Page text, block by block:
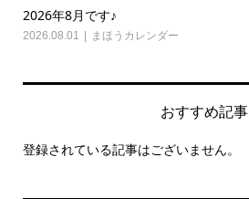
2026年8月です♪
2026.08.01 まほうカレンダー
おすすめ記事
登録されている記事はございません。